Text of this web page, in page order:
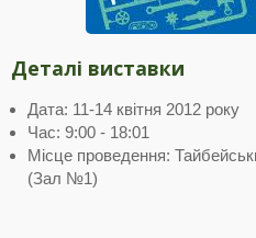
Деталі виставки
Дата: 11-14 квітня 2012 року
Час: 9:00 - 18:01
Місце проведення:
(Зал №1)